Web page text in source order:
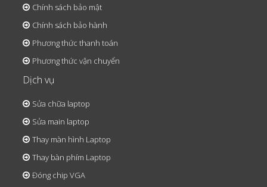
Chính sách bảo mật
Chính sách bảo hành
Phương thức thanh toán
Phương thức vận chuyển
Dịch vụ
Sửa chữa laptop
Sửa main laptop
Thay màn hình Laptop
Thay bàn phím Laptop
Đóng chip VGA